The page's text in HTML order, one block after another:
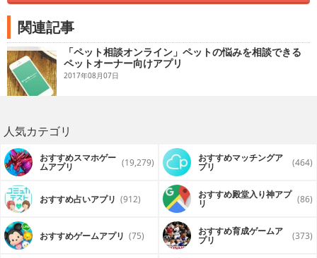
関連記事
「ペット相談オンライン」ペットの悩みを相談できる
ペットオーナー向けアプリ
2017年08月07日
人気カテゴリ
おすすめスマホゲー
ムアプリ (19,279) おすすめマッチングア
プリ (464)
おすすめ占いアプリ (912) おすすめ殿堂入り神アプ
リ (86)
おすすめゲームアプリ (75) おすすめ育成ゲームア
プリ (373)